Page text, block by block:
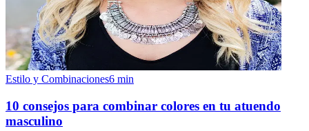
Estilo y Combinaciones6 min
10 consejos para combinar colores en tu atuendo
masculino